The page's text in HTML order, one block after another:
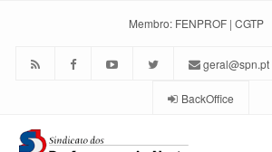
Membro: FENPROF | CGTP
geral@spn.pt
BackOffice